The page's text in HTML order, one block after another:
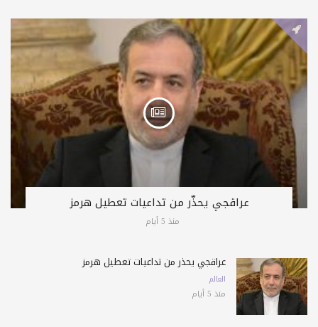
عراقجي يحذّر من تداعيات تعطيل هرمز
منذ 5 أيام
عراقجي يحذّر من تداعيات تعطيل هرمز
العالم
منذ 5 أيام